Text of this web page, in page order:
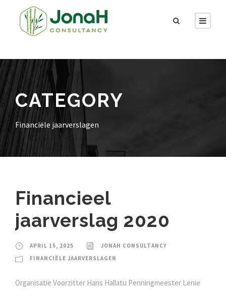
CATEGORY
Financiële jaarverslagen
Financieel
jaarverslag 2020
APRIL 15, 2025
JONAH CONSULTANCY
FINANCIËLE JAARVERSLAGEN
Organisatie Voorzitter Hans Hallatu Penningmeester Lenie